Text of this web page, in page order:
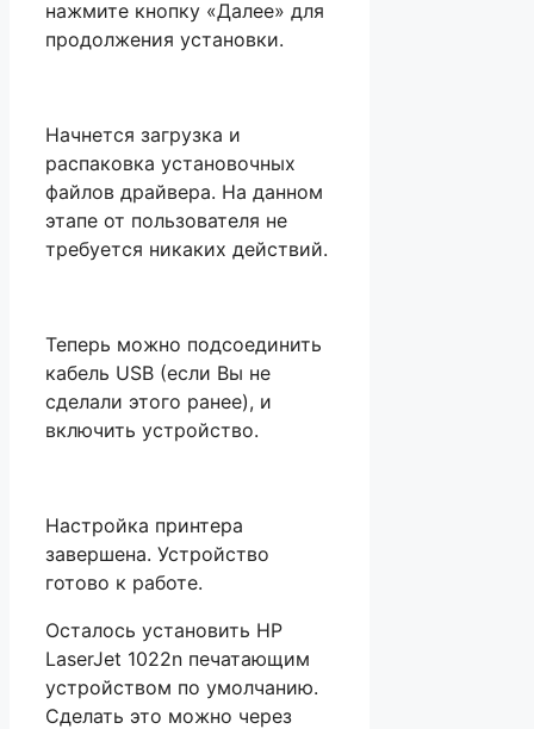
нажмите кнопку «Далее» для
продолжения установки.
Начнется загрузка и
распаковка установочных
файлов драйвера. На данном
этапе от пользователя не
требуется никаких действий.
Теперь можно подсоединить
кабель USB (если Вы не
сделали этого ранее), и
включить устройство.
Настройка принтера
завершена. Устройство
готово к работе.
Осталось установить HP
LaserJet 1022n печатающим
устройством по умолчанию.
Сделать это можно через